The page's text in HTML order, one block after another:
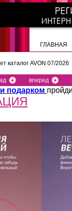
ГЛАВНАЯ
каталог AVON 07/2026
вперед
подарком